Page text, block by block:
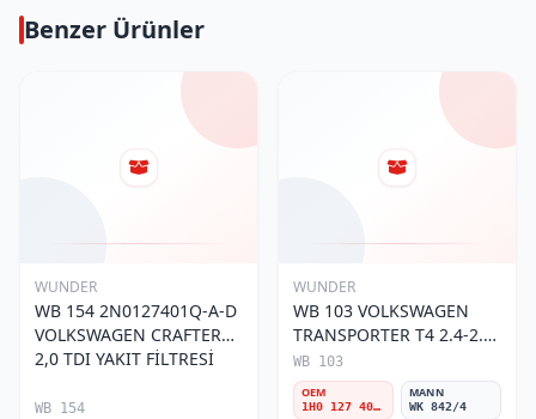
Benzer Ürünler
WUNDER
WB 154 2N0127401Q-A-D
VOLKSWAGEN CRAFTER
2,0 TDI YAKIT FİLTRESİ
WB 154
WUNDER
WB 103 VOLKSWAGEN
TRANSPORTER T4 2.4-2.5
MOTOR- CADDY E.M 1H0
127 401 C Yakıt/Mazot
Filtresi
WB 103
OEM
1H0 127 401 C
MANN
WK 842/4